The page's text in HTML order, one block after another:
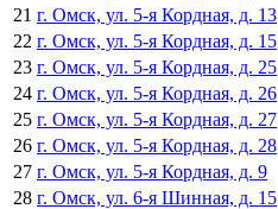
21 г. Омск, ул. 5-я Кордная, д. 13
22 г. Омск, ул. 5-я Кордная, д. 15
23 г. Омск, ул. 5-я Кордная, д. 25
24 г. Омск, ул. 5-я Кордная, д. 26
25 г. Омск, ул. 5-я Кордная, д. 27
26 г. Омск, ул. 5-я Кордная, д. 28
27 г. Омск, ул. 5-я Кордная, д. 9
28 г. Омск, ул. 6-я Шинная, д. 15